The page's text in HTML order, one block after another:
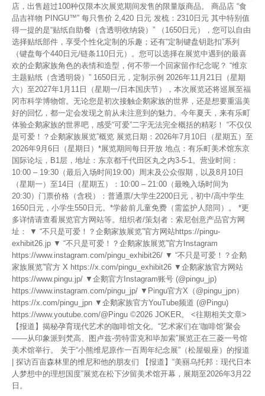
店，出售超过100种仅限本次展览期间发售的限量版商品。 商品店 “食
品吉祥物 PINGU™” 每只售价 2,420 日元 发梳：2310日元 其中特别值
得一提的是“贴纸自助餐（含透明收纳袋）” （1650日元），您可以自由
选择贴纸部件，享受个性化定制的乐趣；还有“定制键盘钥匙扣”系列
（键盘每个440日元/链条110日元）。您可以选择在展览中遇到的最喜
欢的企鹅家族角色的表情和造型，何不带一个回家留作纪念呢？ “维京
主题贴纸（含透明袋）” 1650日元，定制示例 2026年11月21日（星期
六）至2027年1月11日（星期一/日本国庆节），本次展览还将巡展至福
冈市科学博物馆。无论您是初次接触企鹅家族的世界，还是想要重温美
好的回忆，都一定会发现之前从未注意到的魅力。今年夏天，来有乐町
体验企鹅家族的世界吧，感受“可爱”二字无法完全概括的精彩！ “不仅仅
是可爱！？企鹅家族展览”概览 展览日期：2026年7月10日（星期五）至
2026年9月6日（星期日）*展览期间每日开放 地点：有乐町美术馆东京
国际论坛，B1层，地址：东京都千代田区丸之内3-5-1。营业时间：
10:00 – 19:30（最后入场时间19:00）周末及公众假期，以及8月10日
（星期一）至14日（星期五）：10:00 – 21:00（最晚入场时间为
20:30）门票价格（含税）：普通票/大学生2200日元，初中/高中学生
1650日元，小学生550日元。*学龄前儿童免费（需监护人陪同）。 *更
多详情请查看展览官方网站等。组织者/策划者：索尼创意产品官方网
址： ▼ “不只是可爱！？企鹅家族展览”官方网站https://pingu-
exhibit26.jp ▼ “不只是可爱！？企鹅家族展览”官方Instagram
https://www.instagram.com/pingu_exhibit26/ ▼ “不只是可爱！？企鹅
家族展览”官方 X https://x.com/pingu_exhibit26 ▼企鹅家族官方网站
https://www.pingu.jp/ ▼企鹅官方Instagram账号 (@pingu_jp)
https://www.instagram.com/pingu_jp/ ▼Pingu官方X（@pingu_jpn）
https://x.com/pingu_jpn ▼企鹅家族官方YouTube频道 (@Pingu)
https://www.youtube.com/@Pingu ©2026 JOKER。 <往期相关文章>
【报道】揭秘孕育现代艺术的咖啡馆文化。“艺术家们在‘咖啡馆’聚会
——从印象派到梵高、图卢兹-劳特雷克和毕加索”展览正在三菱一号馆
美术馆举行。 关于“小熊维尼原作一百周年纪念展”（松屋银座）的报道
| 探访百亩森林里的维尼和他的朋友们 【报道】“美丽乌托邦：现代日本
人梦想中的理想国度”展览在松下汐留美术馆开幕，展期至2026年3月22
日。